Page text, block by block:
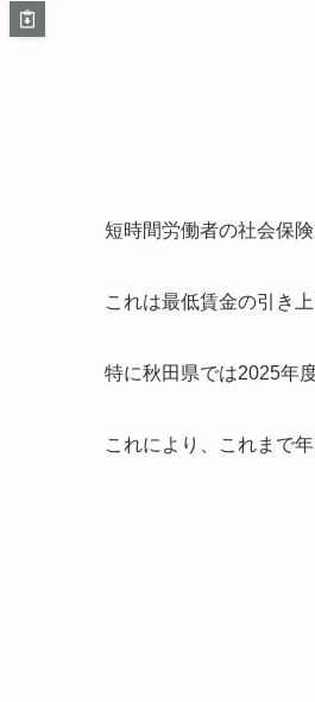
短時間労働者の社会保
これは最低賃金の引き
特に秋田県では2025年
これにより、これまで